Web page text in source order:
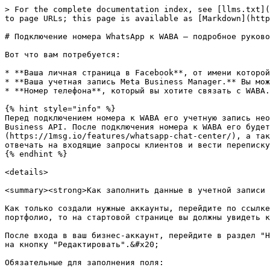
> For the complete documentation index, see [llms.txt](https://help.1msg.io/docs/llms.txt). Markdown versions of documentation pages are available by appending `.md` to page URLs; this page is available as [Markdown](https://help.1msg.io/docs/russkii/registraciya/podklyuchenie-nomera-whatsapp-k-waba-podrobnoe-rukovodstvo.md).

# Подключение номера WhatsApp к WABA — подробное руководство

Вот что вам потребуется:

* **Ваша личная страница в Facebook**, от имени которой будут созданы учетные записи в **Meta Business Manager** и **WhatsApp Business Account**.
* **Ваша учетная запись Meta Business Manager.** Вы можете создать ее на [бизнес-странице Facebook](https://business.facebook.com/) или использовать уже существующую.
* **Номер телефона**, который вы хотите связать с WABA. При выборе номера ознакомьтесь с примечанием ниже:

{% hint style="info" %}
Перед подключением номера к WABA его учетную запись необходимо удалить из приложений WhatsApp и WhatsApp Business App, иначе номер невозможно будет связать с WhatsApp Business API. После подключения номера к WABA его будет нельзя использовать в обычных приложениях WhatsApp, но мы сразу откроем вам доступ к [WhatsApp Inbox чату](https://1msg.io/features/whatsapp-chat-center/), а также к [мобильному приложению](https://play.google.com/store/apps/details?id=app.onemessage.io), чтобы вы могли отвечать на входящие запросы клиентов и вести переписку.
{% endhint %}

<details>

<summary><strong>Как заполнить данные в учетной записи в Meta Business Manager</strong></summary>

Как только создали нужные аккаунты, перейдите по ссылке в [Meta Business](https://business.facebook.com). Так как мы предполагаем, что вы впервые создаете бизнес-портфолио, то на стартовой странице вы должны увидеть кнопку  “Создать бизнес-портфолио”. Нажмите на нее.&#x20;

После входа в ваш бизнес-аккаунт, перейдите в раздел "Настройки компании" в меню слева внизу. Затем выберите "Информация о компании" и нажмите на открывшейся странице  на кнопку "Редактировать".&#x20;

Обязательные для заполнения поля:

* **Название компании.** Название компании должно соответствовать тому, как оно записано в свидетельстве ИНН, в ЕГРЮЛ или ЕГРИП&#x20;
* **Сайт компании.** Укажите адрес вашего сайта. В подвале вашего сайте обязательно должны быть выведены реквизиты вашего юридического лица и телефон, зарегистрированный на имя компании.
* **Электронный адрес компании.** Домены вашего сайта и почты должны совпадать. Например, если у нас сайт example.com, то почта, к примеру, может выглядеть как <sales@example.com>.
* **Страна, адрес, индекс, город** - эти данные должны совпадать с юридическим адресом вашей компании. В дальнейшем для верификации аккаунта в Meta необходимо будет предоставить документы, подтверждающие принадлежность данного адреса к вашей компании
* **Номер телефона компании.** Номер в Business Manager и номер для WABA могут совпадать, но могут и отличаться. Для номера, который указываем здесь, нужно предоставить подтверждающие документы.Также хорошо, если телефон будет размещен на сайте в шапке либо в подвале сайта.&#x20;

</details>

### **Короткий перечень того, что предстоит сделать:**

1. Зарегистрироваться в 1 msg.io и оформить подписку.
2. Пройти регистрацию в 360 Dialog — наши